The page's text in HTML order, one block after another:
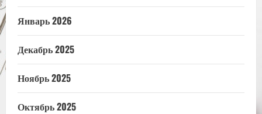
Январь 2026
Декабрь 2025
Ноябрь 2025
Октябрь 2025